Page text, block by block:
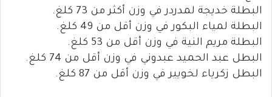
البطلة خديجة لمدردر في وزن أكثر من 73 كلغ.
البطلة لمياء البكور في وزن أقل من 49 كلغ.
البطلة مريم النية في وزن أقل من 53 كلغ.
البطل عبد الحميد عبدوني في وزن أقل من 74 كلغ.
البطل زكرياء لخويير في وزن أقل من 87 كلغ.